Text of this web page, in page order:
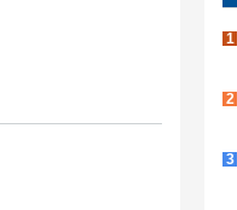
1
2
3